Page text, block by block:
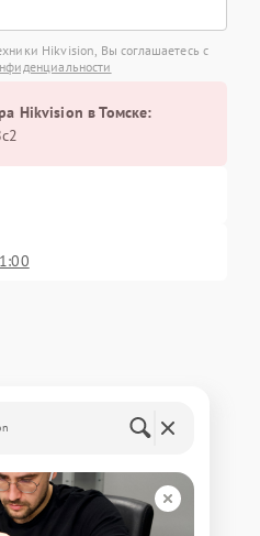
Hikvision, Вы соглашаетесь с
Hikvision в Томске: